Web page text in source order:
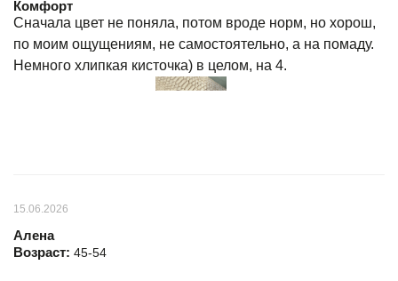
Комфорт
Сначала цвет не поняла, потом вроде норм, но хорош,
по моим ощущениям, не самостоятельно, а на помаду.
Немного хлипкая кисточка) в целом, на 4.
15.06.2026
Алена
Возраст: 45-54